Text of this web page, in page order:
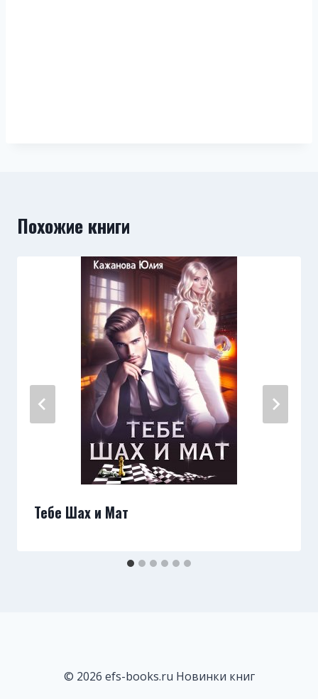
Похожие книги
Тебе Шах и Мат
© 2026 efs-books.ru Новинки книг